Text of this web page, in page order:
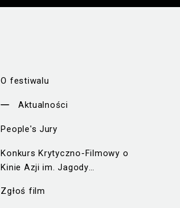
O festiwalu
Aktualności
People's Jury
Konkurs Krytyczno-Filmowy o
Kinie Azji im. Jagody
Zgłoś film